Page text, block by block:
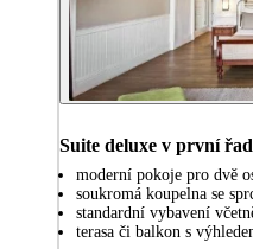
Suite deluxe v první
moderní pokoje pro dvě
soukromá koupelna se
standardní vybavení
terasa či balkon s